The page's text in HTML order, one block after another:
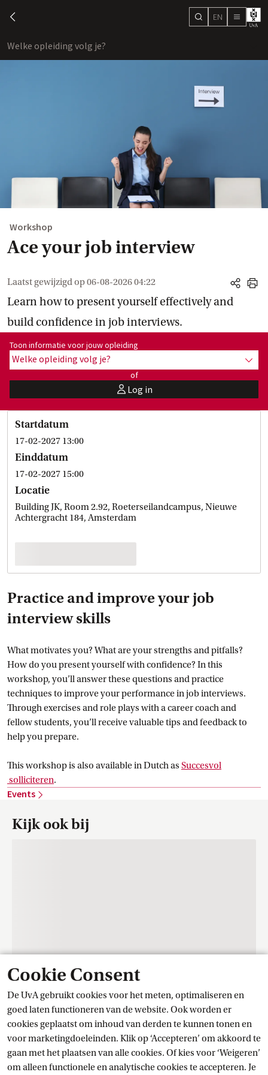
Cookie Consent
De UvA gebruikt cookies voor het meten, optimaliseren en
goed laten functioneren van de website. Ook worden er
cookies geplaatst om inhoud van derden te kunnen tonen en
voor marketingdoeleinden. Klik op ‘Accepteren’ om akkoord te
gaan met het plaatsen van alle cookies. Of kies voor ‘Weigeren’
om alleen functionele en analytische cookies te accepteren. Je
chevron-left search
EN menu
Welke opleiding volg je?
Workshop
Ace your job interview
Laatst gewijzigd op06-08-2026 04:22
share
print
Learn how to present yourself effectively and
build confidence in job interviews.
Toon informatie voor opleiding:
Toon informatie voor jouw opleiding
Welke opleiding volg je? toon
of
userLog in
Startdatum
17-02-2027 13:00
Einddatum
17-02-2027 15:00
Locatie
Building JK, Room 2.92, Roeterseilandcampus, Nieuwe
Achtergracht 184, Amsterdam
Practice and improve your job
interview skills
What motivates you? What are your strengths and pitfalls?
How do you present yourself with confidence? In this
workshop, you’ll answer these questions and practice
techniques to improve your performance in job interviews.
Through exercises and role plays with a career coach and
fellow students, you’ll receive valuable tips and feedback to
help you prepare.
This workshop is also available in Dutch as Succesvol
solliciteren.
Events
Kijk ook bij
Contact
Trainingscentrum Student Services